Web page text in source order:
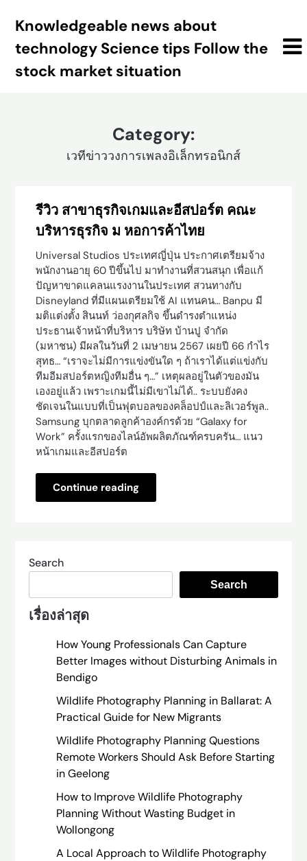
Knowledgeable news about
technology Science tips Follow the
stock market situation
Category:
เวทีข่าววงการเพลงอิเล็กทรอนิกส์
รีวิว สาขาธุรกิจเกมและอีสปอร์ต คณะ
บริหารธุรกิจ ม หอการค้าไทย
Universal Studios ประเทศญี่ปุ่น ประกาศเตรียมจ้าง
พนักงานอายุ 60 ปีขึ้นไป มาทำงานที่สวนสนุก เพื่อแก้
ปัญหาขาดแคลนแรงงานในประเทศ สวนทางกับ
Disneyland ที่มีแผนเตรียมใช้ AI แทนคน… Banpu มี
มติแต่งตั้ง สินนท์ ว่องกุศลกิจ ขึ้นดำรงตำแหน่ง
ประธานเจ้าหน้าที่บริหาร บริษัท บ้านปู จำกัด
(มหาชน) มีผลในวันที่ 2 เมษายน 2567 เผยปี 66 กำไร
สุทธ… “เราจะไม่มีการแข่งขันใด ๆ ถ้าเราได้แต่แข่งกับ
ทีมอีมสปอร์ตหญิงทีมอื่น ๆ…” เหตุผลอยู่ในตัวของมัน
เองอยู่แล้ว เพราะเกมนี้ไม่มีเขาไม่ได้.. ระบบยังคง
ชัดเจนในแบบที่เป็นฟุตบอลของคล็อปป์และลิเวอร์พูล..
Samsung บุกตลาดลูกค้าองค์กรด้วย “Galaxy for
Work” ครั้งแรกของไลน์อัพผลิตภัณฑ์ครบครัน… แนว
หน้าเกมและอีสปอร์ต
Continue reading
Search
Search
เรื่องล่าสุด
How Young Professionals Can Capture
Better Images without Disturbing Animals in
Bendigo
Wildlife Photography Planning in Ballarat: A
Practical Guide for New Migrants
Wildlife Photography Planning Questions
Remote Workers Should Ask Before Starting
in Geelong
How to Improve Wildlife Photography
Planning Without Wasting Budget in
Wollongong
A Local Approach to Wildlife Photography